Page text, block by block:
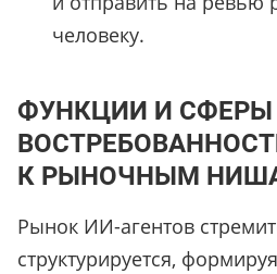
человеку.
ФУНКЦИИ И СФЕРЫ
К РЫНОЧНЫМ
Рынок ИИ-агентов
структурируется,